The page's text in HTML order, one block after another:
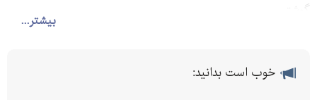
بیشتر...
گوشتی
خوب است بدانید: